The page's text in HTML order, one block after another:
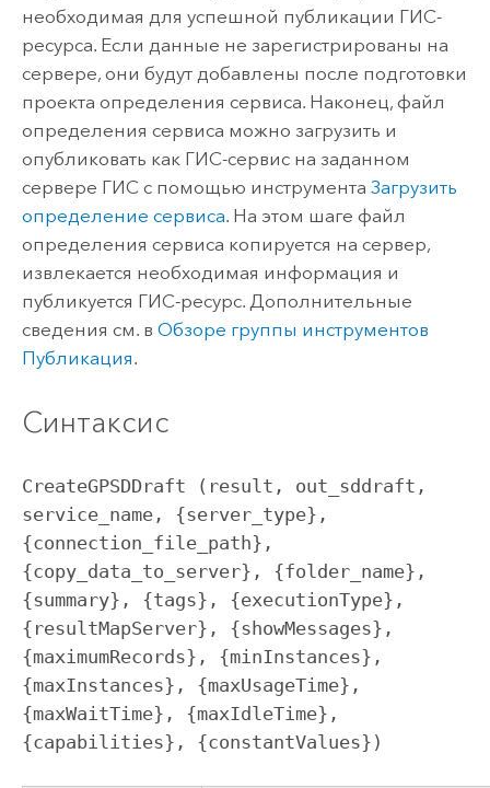
необходимая для успешной публикации ГИС-
ресурса. Если данные не зарегистрированы на
сервере, они будут добавлены после подготовки
проекта определения сервиса. Наконец, файл
определения сервиса можно загрузить и
опубликовать как ГИС-сервис на заданном
сервере ГИС с помощью инструмента Загрузить
определение сервиса. На этом шаге файл
определения сервиса копируется на сервер,
извлекается необходимая информация и
публикуется ГИС-ресурс. Дополнительные
сведения см. в Обзоре группы инструментов
Публикация.
Синтаксис
CreateGPSDDraft (result, out_sddraft,
service_name, {server_type},
{connection_file_path},
{copy_data_to_server}, {folder_name},
{summary}, {tags}, {executionType},
{resultMapServer}, {showMessages},
{maximumRecords}, {minInstances},
{maxInstances}, {maxUsageTime},
{maxWaitTime}, {maxIdleTime},
{capabilities}, {constantValues})